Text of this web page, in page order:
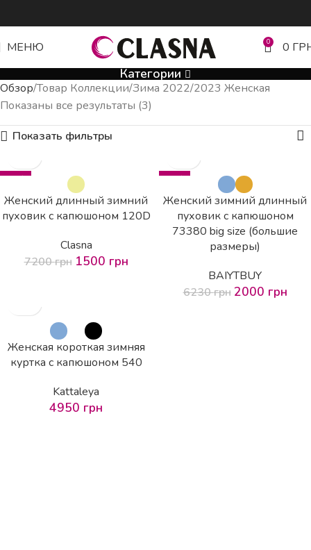
МЕНЮ 0 0
Категории
Обзор Товар Коллекции Зима 2022/2023 Женская
Показаны все результаты (3)
Показать фильтры
-79%
Женский длинный зимний
пуховик с капюшоном 120D
Clasna
7200грн 1500 грн
-68%
Женский зимний длинный
пуховик с капюшоном
73380 big size (большие
размеры)
BAIYTBUY
6230грн 2000 грн
Женская короткая зимняя
куртка с капюшоном 540
Kattaleya
4950 грн